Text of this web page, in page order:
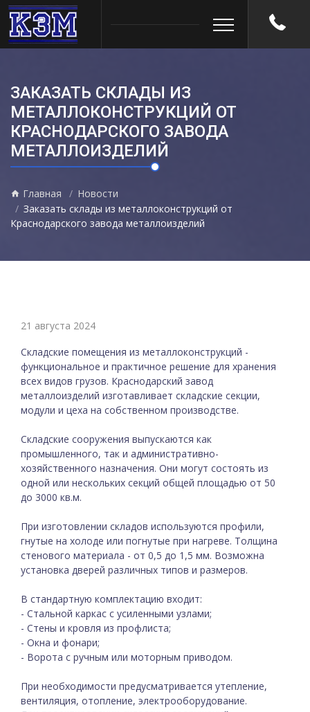
ЗАКАЗАТЬ СКЛАДЫ ИЗ
МЕТАЛЛОКОНСТРУКЦИЙ ОТ
КРАСНОДАРСКОГО ЗАВОДА
МЕТАЛЛОИЗДЕЛИЙ
Главная
Новости
Заказать склады из металлоконструкций от
Краснодарского завода металлоизделий
21 августа 2024
Складские помещения из металлоконструкций -
функциональное и практичное решение для хранения
всех видов грузов. Краснодарский завод
металлоизделий изготавливает складские секции,
модули и цеха на собственном производстве.
Складские сооружения выпускаются как
промышленного, так и административно-
хозяйственного назначения. Они могут состоять из
одной или нескольких секций общей площадью от 50
до 3000 кв.м.
При изготовлении складов используются профили,
гнутые на холоде или погнутые при нагреве. Толщина
стенового материала - от 0,5 до 1,5 мм. Возможна
установка дверей различных типов и размеров.
В стандартную комплектацию входит:
- Стальной каркас с усиленными узлами;
- Стены и кровля из профлиста;
- Окна и фонари;
- Ворота с ручным или моторным приводом.
При необходимости предусматривается утепление,
вентиляция, отопление, электрооборудование.